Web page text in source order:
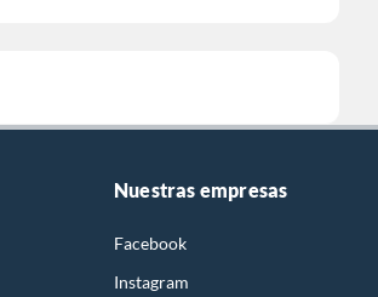
Nuestras empresas
Facebook
Instagram